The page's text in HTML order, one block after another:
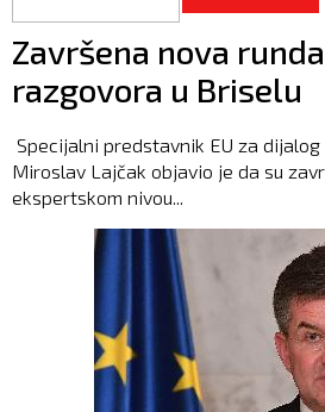
Završena nova
razgovora u Briselu
Specijalni predstavnik EU za dijalog
Miroslav Lajčak objavio je da su
ekspertskom nivou...